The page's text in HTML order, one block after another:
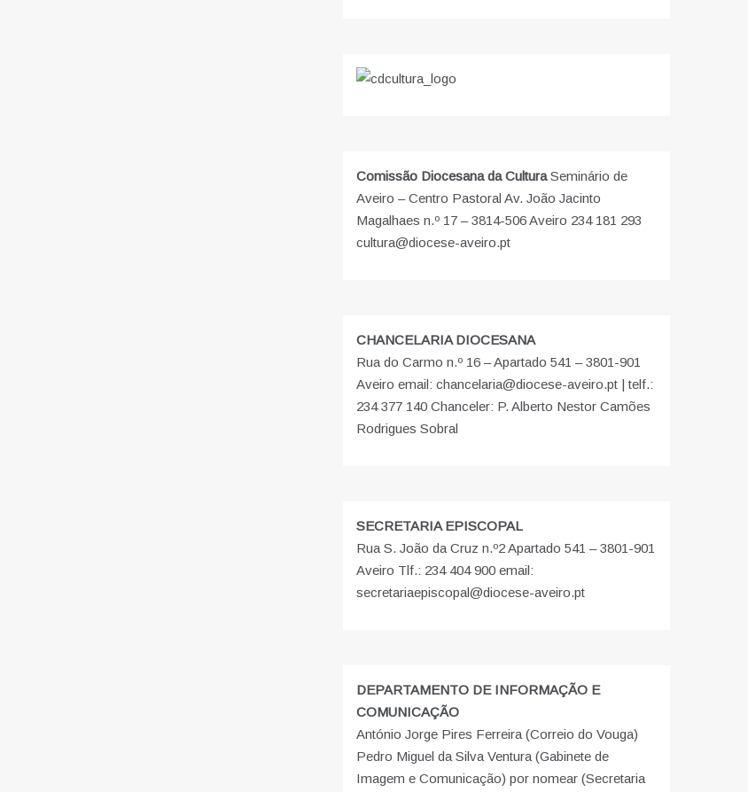
Comissão Diocesana da CulturaSeminário de
Aveiro – Centro Pastoral Av. João Jacinto
Magalhaes n.º 17 – 3814-506 Aveiro 234 181 293
cultura@diocese-aveiro.pt
CHANCELARIA DIOCESANA
Rua do Carmo n.º 16 – Apartado 541 – 3801-901
Aveiro email: chancelaria@diocese-aveiro.pt | telf.:
234 377 140 Chanceler: P. Alberto Nestor Camões
Rodrigues Sobral
SECRETARIA EPISCOPAL
Rua S. João da Cruz n.º2 Apartado 541 – 3801-901
Aveiro Tlf.: 234 404 900 email:
secretariaepiscopal@diocese-aveiro.pt
DEPARTAMENTO DE INFORMAÇÃO E
COMUNICAÇÃO
António Jorge Pires Ferreira (Correio do Vouga)
Pedro Miguel da Silva Ventura (Gabinete de
Imagem e Comunicação) por nomear (Secretaria